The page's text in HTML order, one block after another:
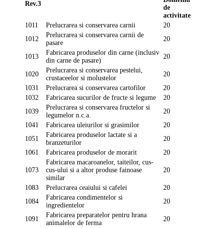
Rev.3
de
activitate
1011
Prelucrarea si conservarea carnii
20
1012
Prelucrarea si conservarea carnii de
pasare
20
1013
Fabricarea produselor din carne (inclusiv
din carne de pasare)
20
1020
Prelucrarea si conservarea pestelui,
crustaceelor si molustelor
20
1031
Prelucrarea si conservarea cartofilor
20
1032
Fabricarea sucurilor de fructe si legume
20
1039
Prelucrarea si conservarea fructelor si
legumelor n.c.a.
20
1041
Fabricarea uleiurilor si grasimilor
20
1051
Fabricarea produselor lactate si a
branzeturilor
20
1061
Fabricarea produselor de morarit 20
1073
Fabricarea macaroanelor, taiteilor, cus-
cus-ului si a altor produse fainoase
similar
20
1083 Prelucrarea ceaiului si cafelei
20
1084
Fabricarea condimentelor si
ingredientelor
20
1091
Fabricarea preparatelor pentru hrana
animalelor de ferma
20